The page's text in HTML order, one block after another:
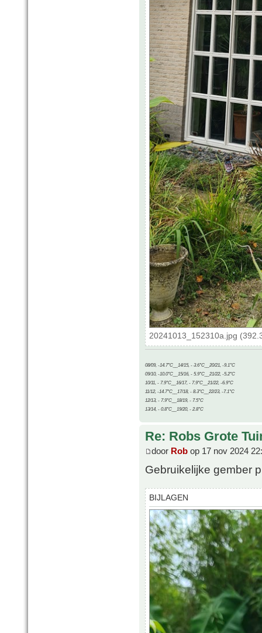
20241013_152310a.jpg
08/09, -14.7°C__14/15, - 3.6°C__20/21, -9.1°C
09/10, -10.0°C__15/16, - 5.9°C__21/22, -5.2°C
10/11, - 7.9°C__16/17, - 7.9°C__21/22, -6.9°C
11/12, -14.7°C__17/18, - 8.3°C__22/23, -7.1°C
12/13, - 7.9°C__18/19, - 7.5°C
13/14, - 0.8°C__19/20, - 2.8°C
Re: Robs Grote
door Rob op 17 nov 2024
Gebruikelijke gember
BIJLAGEN